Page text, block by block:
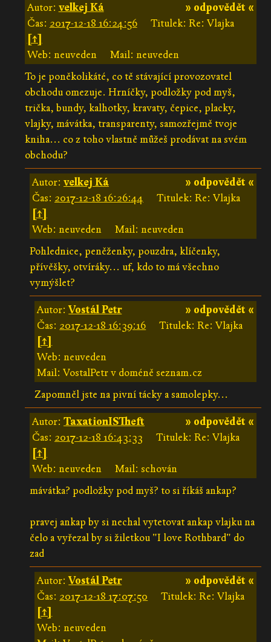
» odpovědět «
Autor: velkej Ká
Čas: 2017-12-18 16:24:56
Titulek: Re: Vlajka
[↑]
Web: neuveden
Mail: neuveden
To je poněkolikáté, co tě stávající provozovatel
obchodu omezuje. Hrníčky, podložky pod myš,
trička, bundy, kalhotky, kravaty, čepice, placky,
vlajky, mávátka, transparenty, samozřejmě tvoje
kniha... co z toho vlastně můžeš prodávat na svém
obchodu?
» odpovědět «
Autor: velkej Ká
Čas: 2017-12-18 16:26:44
Titulek: Re: Vlajka
[↑]
Web: neuveden
Mail: neuveden
Pohlednice, peněženky, pouzdra, klíčenky,
přívěšky, otvíráky... uf, kdo to má všechno
vymýšlet?
» odpovědět «
Autor:Vostál Petr
Čas: 2017-12-18 16:39:16
Titulek: Re: Vlajka
[↑]
Web: neuveden
Mail: VostalPetr v doméně seznam.cz
Zapomněl jste na pivní tácky a samolepky...
» odpovědět «
Autor: TaxationISTheft
Čas: 2017-12-18 16:43:33
Titulek: Re: Vlajka
[↑]
Web: neuveden
Mail: schován
mávátka? podložky pod myš? to si říkáš ankap?
pravej ankap by si nechal vytetovat ankap vlajku na
čelo a vyřezal by si žiletkou "I love Rothbard" do
zad
» odpovědět «
Autor:Vostál Petr
Čas: 2017-12-18 17:07:50
Titulek: Re: Vlajka
[↑]
Web: neuveden